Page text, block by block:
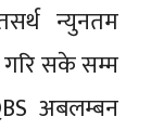
न्युनतम
सके सम्म
अबलम्बन